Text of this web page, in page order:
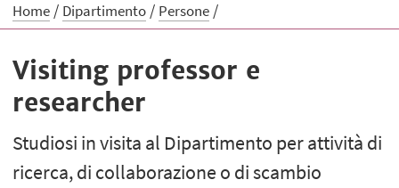
Home Dipartimento Persone
Visiting professor e
researcher
Studiosi in visita al Dipartimento per attività di
ricerca, di collaborazione o di scambio